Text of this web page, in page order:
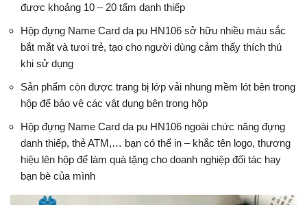
được khoảng 10 – 20 tấm danh thiếp
Hộp đựng Name Card da pu HN106 sở hữu nhiều màu sắc
bắt mắt và tươi trẻ, tạo cho người dùng cảm thấy thích thú
khi sử dụng
Sản phẩm còn được trang bị lớp vải nhung mềm lót bên trong
hộp để bảo vệ các vật dụng bên trong hộp
Hộp đựng Name Card da pu HN106 ngoài chức năng đựng
danh thiếp, thẻ ATM,… bạn có thể in – khắc tên logo, thương
hiệu lên hộp để làm quà tặng cho doanh nghiệp đối tác hay
bạn bè của mình